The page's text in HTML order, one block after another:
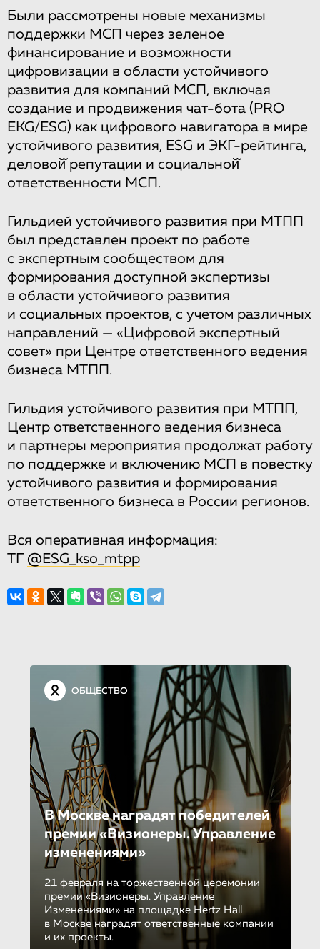
Были рассмотрены новые механизмы
поддержки МСП через зеленое
финансирование и возможности
цифровизации в области устойчивого
развития для компаний МСП, включая
создание и продвижения чат-бота (PRO
EKG/ESG) как цифрового навигатора в мире
устойчивого развития, ESG и ЭКГ-рейтинга,
деловой̆ репутации и социальной̆
ответственности МСП.
Гильдией устойчивого развития при МТПП
был представлен проект по работе
с экспертным сообществом для
формирования доступной экспертизы
в области устойчивого развития
и социальных проектов, с учетом различных
направлений — «Цифровой экспертный
совет» при Центре ответственного ведения
бизнеса МТПП.
Гильдия устойчивого развития при МТПП,
Центр ответственного ведения бизнеса
и партнеры мероприятия продолжат работу
по поддержке и включению МСП в повестку
устойчивого развития и формирования
ответственного бизнеса в России регионов.
Вся оперативная информация:
ТГ @ESG_kso_mtpp
ОБЩЕСТВО
В Москве наградят победителей
премии «Визионеры. Управление
изменениями»
21 февраля на торжественной церемонии
премии «Визионеры. Управление
Изменениями» на площадке Hertz Hall
в Москве наградят ответственные компании
и их проекты.